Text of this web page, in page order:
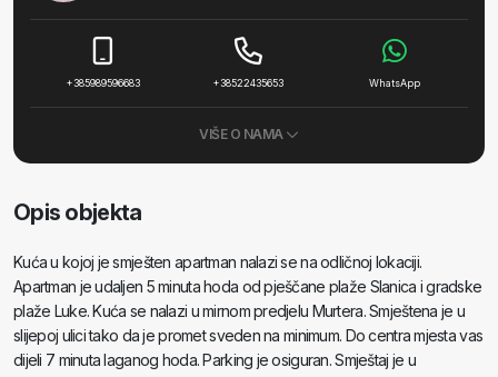
+385989596683 +38522435653 WhatsApp
VIŠE O NAMA
Opis objekta
Kuća u kojoj je smješten apartman nalazi se na odličnoj lokaciji.
Apartman je udaljen 5 minuta hoda od pješčane plaže Slanica i gradske
plaže Luke. Kuća se nalazi u mirnom predjelu Murtera. Smještena je u
slijepoj ulici tako da je promet sveden na minimum. Do centra mjesta vas
dijeli 7 minuta laganog hoda. Parking je osiguran. Smještaj je u